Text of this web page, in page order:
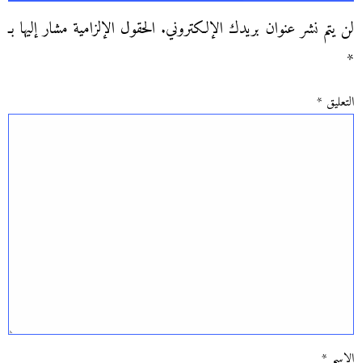
لن يتم نشر عنوان بريدك الإلكتروني. الحقول الإلزامية مشار إليها بـ
*
التعليق *